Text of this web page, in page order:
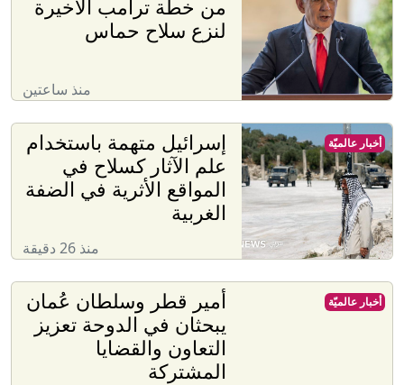
من خطة ترامب الأخيرة
لنزع سلاح حماس
منذ ساعتين
إسرائيل متهمة باستخدام
علم الآثار كسلاح في
المواقع الأثرية في الضفة
الغربية
منذ 26 دقيقة
أخبار عالميّة
أمير قطر وسلطان عُمان
يبحثان في الدوحة تعزيز
التعاون والقضايا
المشتركة
أخبار عالميّة